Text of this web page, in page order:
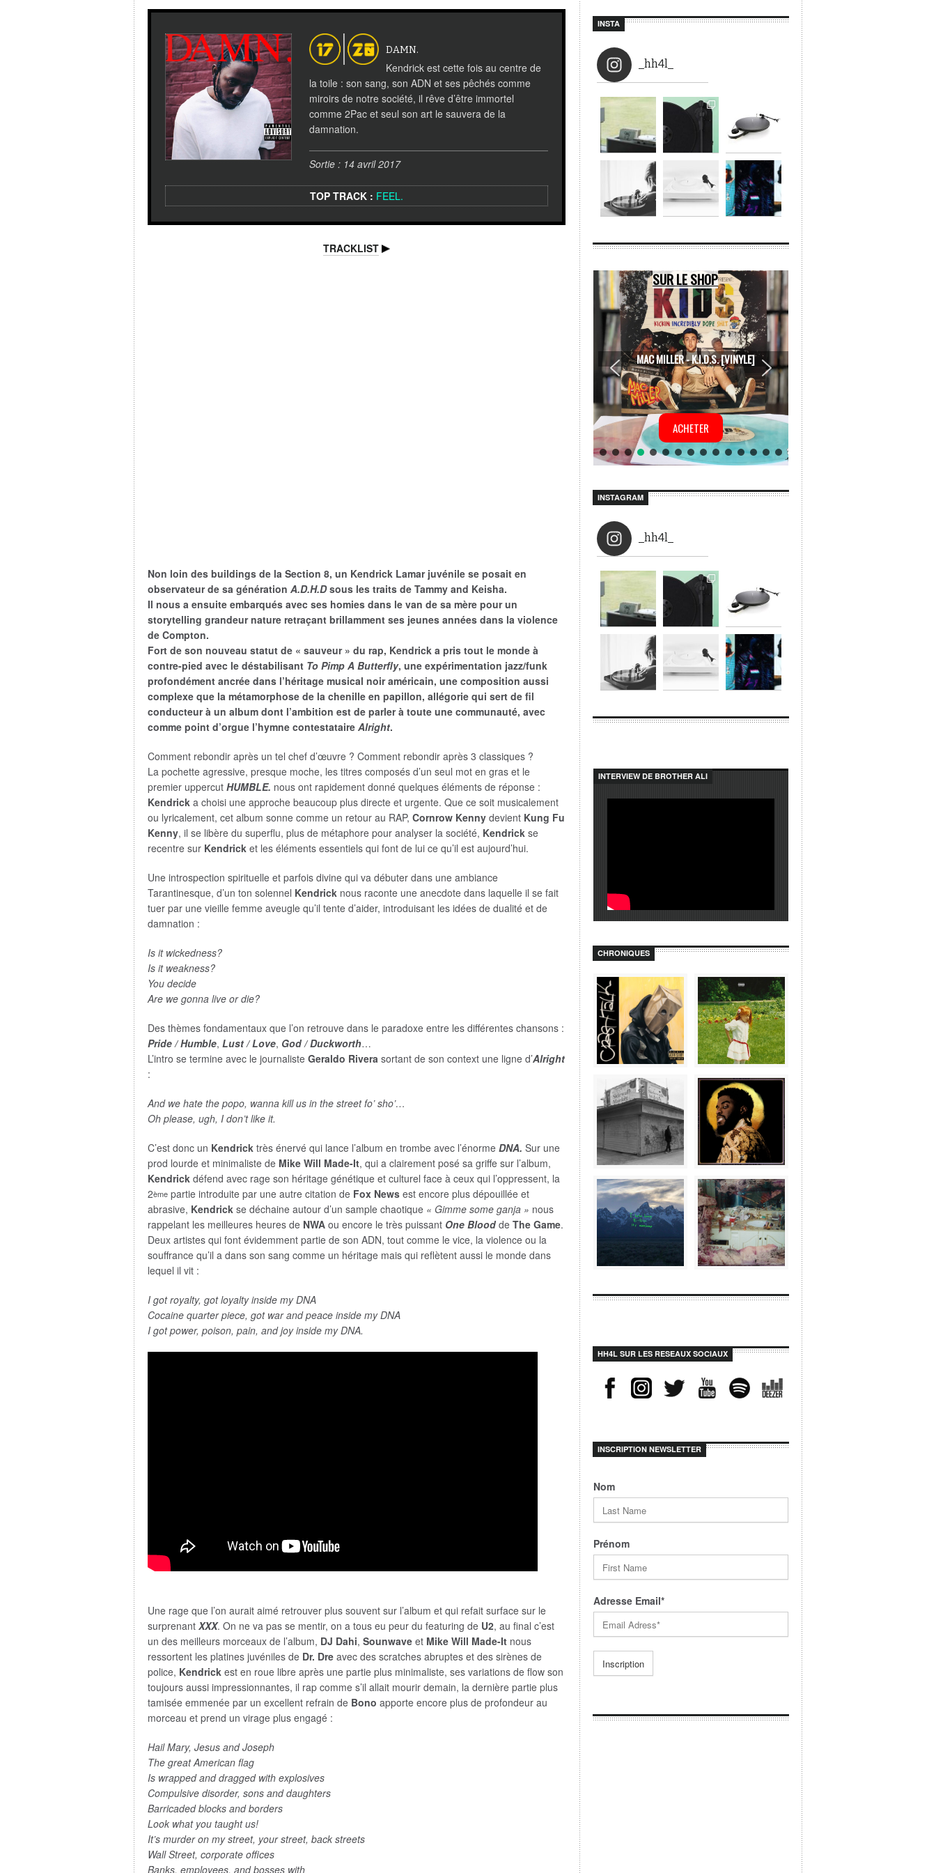
DAMN.
Kendrick est cette fois au centre de
la toile : son sang, son ADN et ses pêchés comme
miroirs de notre société, il rêve d’être immortel
comme 2Pac et seul son art le sauvera de la
damnation.
Sortie : 14 avril 2017
TOP TRACK : FEEL.
TRACKLIST
Non loin des buildings de la Section 8, un Kendrick Lamarjuvénile se posait en
observateur de sa génération A.D.H.Dsous les traits de Tammy and Keisha.
Il nous a ensuite embarqués avec ses homies dans le van de sa mère pour un
storytelling grandeur nature retraçant brillamment ses jeunes années dans la violence
de Compton.
Fort de son nouveau statut de « sauveur » du rap, Kendrick a pris tout le monde à
contre-pied avec le déstabilisant To Pimp A Butterfly, une expérimentation jazz/funk
profondément ancrée dans l’héritage musical noir américain, une composition aussi
complexe que la métamorphose de la chenille en papillon, allégorie qui sert de fil
conducteur à un album dont l’ambition est de parler à toute une communauté, avec
comme point d’orgue l’hymne contestataire Alright.
Comment rebondir après un tel chef d’œuvre ? Comment rebondir après 3 classiques ?
La pochette agressive, presque moche, les titres composés d’un seul mot en gras et le
premier uppercut HUMBLE. nous ont rapidement donné quelques éléments de réponse :
Kendrick a choisi une approche beaucoup plus directe et urgente. Que ce soit musicalement
ou lyricalement, cet album sonne comme un retour au RAP, Cornrow Kenny devient Kung Fu
Kenny, il se libère du superflu, plus de métaphore pour analyser la société, Kendrick se
recentre sur Kendrick et les éléments essentiels qui font de lui ce qu’il est aujourd’hui.
Une introspection spirituelle et parfois divine qui va débuter dans une ambiance
Tarantinesque, d’un ton solennel Kendrick nous raconte une anecdote dans laquelle il se fait
tuer par une vieille femme aveugle qu’il tente d’aider, introduisant les idées de dualité et de
damnation :
Is it wickedness?
Is it weakness?
You decide
Are we gonna live or die?
Des thèmes fondamentaux que l’on retrouve dans le paradoxe entre les différentes chansons :
Pride / Humble, Lust / Love, God / Duckworth…
L’intro se termine avec le journaliste Geraldo Rivera sortant de son context une ligne d’Alright
:
And we hate the popo, wanna kill us in the street fo’ sho’…
Oh please, ugh, I don’t like it.
C’est donc un Kendrick très énervé qui lance l’album en trombe avec l’énorme DNA. Sur une
prod lourde et minimaliste de Mike Will Made-It, qui a clairement posé sa griffe sur l’album,
Kendrick défend avec rage son héritage génétique et culturel face à ceux qui l’oppressent, la
2ème partie introduite par une autre citation de Fox News est encore plus dépouillée et
abrasive, Kendrick se déchaine autour d’un sample chaotique « Gimme some ganja » nous
rappelant les meilleures heures de NWA ou encore le très puissant One Blood de The Game.
Deux artistes qui font évidemment partie de son ADN, tout comme le vice, la violence ou la
souffrance qu’il a dans son sang comme un héritage mais qui reflètent aussi le monde dans
lequel il vit :
I got royalty, got loyalty inside my DNA
Cocaine quarter piece, got war and peace inside my DNA
I got power, poison, pain, and joy inside my DNA.
Une rage que l’on aurait aimé retrouver plus souvent sur l’album et qui refait surface sur le
surprenant XXX. On ne va pas se mentir, on a tous eu peur du featuring de U2, au final c’est
un des meilleurs morceaux de l’album, DJ Dahi, Sounwave et Mike Will Made-It nous
ressortent les platines juvéniles de Dr. Dre avec des scratches abruptes et des sirènes de
police, Kendrick est en roue libre après une partie plus minimaliste, ses variations de flow son
toujours aussi impressionnantes, il rap comme s’il allait mourir demain, la dernière partie plus
tamisée emmenée par un excellent refrain de Bono apporte encore plus de profondeur au
morceau et prend un virage plus engagé :
Hail Mary, Jesus and Joseph
The great American flag
Is wrapped and dragged with explosives
Compulsive disorder, sons and daughters
Barricaded blocks and borders
Look what you taught us!
It’s murder on my street, your street, back streets
Wall Street, corporate offices
Banks, employees, and bosses with
INSTA
_hh4l_
Afficher plus...
Suivez-nous sur Instagram
MAC MILLER - K.I.D.S. [VINYLE]
ACHETER
SUR LE SHOP
INSTAGRAM
_hh4l_
Afficher plus...
Suivez-nous sur Instagram
INTERVIEW DE BROTHER ALI
CHRONIQUES
HH4L SUR LES RESEAUX SOCIAUX
INSCRIPTION NEWSLETTER
Nom
Prénom
Adresse Email*